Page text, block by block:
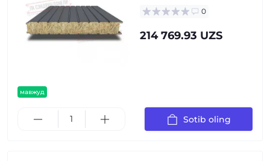
мавжуд
0
214 769.93 UZS
Sotib oling